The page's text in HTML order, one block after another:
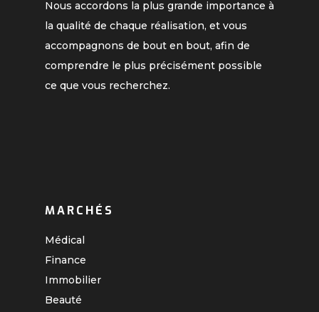
Nous accordons la plus grande importance à
la qualité de chaque réalisation, et vous
accompagnons de bout en bout, afin de
comprendre le plus précisément possible
ce que vous recherchez.
MARCHÉS
Médical
Finance
Immobilier
Beauté